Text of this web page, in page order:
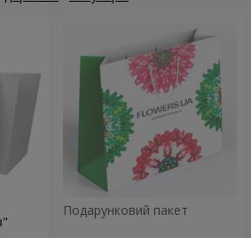
Подарунковий пакет